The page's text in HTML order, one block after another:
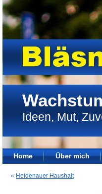
Ideen, Mut,
Home Über mich
« Heidenauer Haushalt